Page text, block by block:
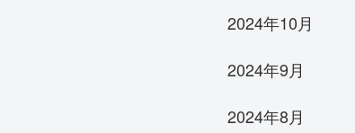
2024年10月
2024年9月
2024年8月